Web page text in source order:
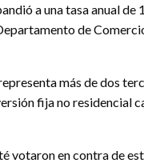
a una tasa anual
de
más de dos
fija no residencial
votaron en contra de